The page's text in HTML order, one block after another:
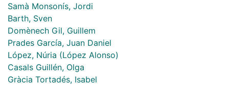
Samà Monsonís, Jordi
Barth, Sven
Domènech Gil, Guillem
Prades García, Juan Daniel
López, Núria (López Alonso)
Casals Guillén, Olga
Gràcia Tortadés, Isabel